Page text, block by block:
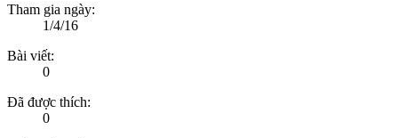
Tham gia ngày:
1/4/16
Bài viết:
0
Đã được thích:
0